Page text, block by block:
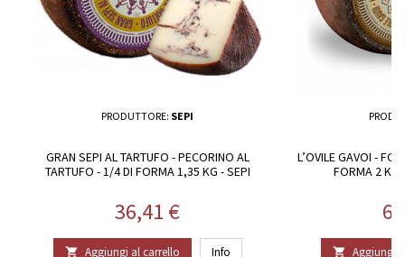
PRODUTTORE: SEPI
GRAN SEPI AL TARTUFO - PECORINO AL
TARTUFO - 1/4 DI FORMA 1,35 KG - SEPI
Prezzo
36,41 €
 Aggiungi al carrello Info
L’OVILE GAVOI -
FORMA 2 KG
 Aggiungi